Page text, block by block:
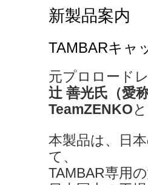
新製品案内
TAMBARキャ
元プロロード
辻 善光氏（愛
TeamZENKO
本製品は、日
て、
TAMBAR専用